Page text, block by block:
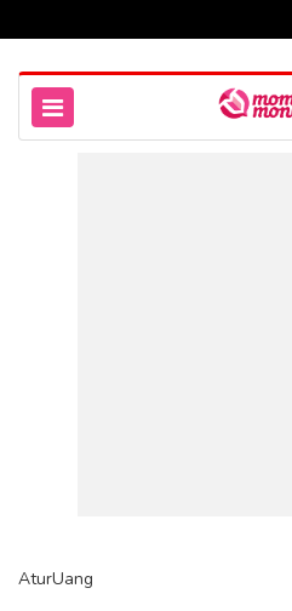
AturUang